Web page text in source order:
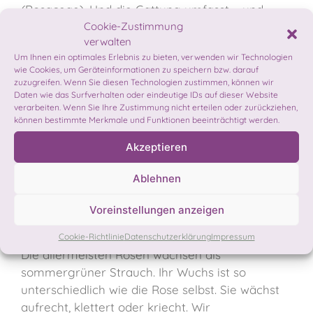
Cookie-Zustimmung
verwalten
Um Ihnen ein optimales Erlebnis zu bieten, verwenden wir Technologien
wie Cookies, um Geräteinformationen zu speichern bzw. darauf
zuzugreifen. Wenn Sie diesen Technologien zustimmen, können wir
Daten wie das Surfverhalten oder eindeutige IDs auf dieser Website
verarbeiten. Wenn Sie Ihre Zustimmung nicht erteilen oder zurückziehen,
können bestimmte Merkmale und Funktionen beeinträchtigt werden.
Akzeptieren
Ablehnen
Voreinstellungen anzeigen
Cookie-RichtlinieDatenschutzerklärungImpressum
(Rosaceae). Und die Gattung umfasst – und
darüber streitet sich die Literatur etwas –
zwischen 100 und 250 Arten bzw. mehr als
30.000 Sorten. Eine quasi unvorstellbare Zahl,
doch es beschreibt die Rose ganz gut: Es ist
eben keine Rose wie die andere.
Dennoch gibt es drei Merkmale, die für die
Gattung der Rosen doch sehr charakteristisch
sind: Unpaarig gefiederte Blätter, Stacheln (die
umgangssprachlich gerne als Dornen
bezeichnet werden) und bilden Hagebutten als
Die allermeisten Rosen wachsen als
sommergrüner Strauch. Ihr Wuchs ist so
unterschiedlich wie die Rose selbst. Sie wächst
aufrecht, klettert oder kriecht. Wir